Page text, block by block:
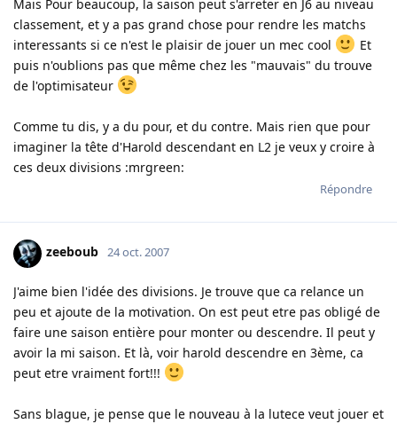
Mais Pour beaucoup, la saison peut s'arreter en J6 au niveau
classement, et y a pas grand chose pour rendre les matchs
interessants si ce n'est le plaisir de jouer un mec cool
Et
puis n'oublions pas que même chez les "mauvais" du trouve
de l'optimisateur
Comme tu dis, y a du pour, et du contre. Mais rien que pour
imaginer la tête d'Harold descendant en L2 je veux y croire à
ces deux divisions :mrgreen:
Répondre
zeeboub 24 oct. 2007
J'aime bien l'idée des divisions. Je trouve que ca relance un
peu et ajoute de la motivation. On est peut etre pas obligé de
faire une saison entière pour monter ou descendre. Il peut y
avoir la mi saison. Et là, voir harold descendre en 3ème, ca
peut etre vraiment fort!!!
Sans blague, je pense que le nouveau à la lutece veut jouer et